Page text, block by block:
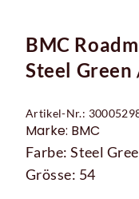
BMC
Steel
Artikel-Nr.:
Marke: BMC
Farbe: Steel
Grösse: 54